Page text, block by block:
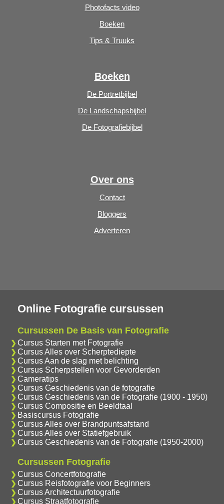
Photofacts video
Boeken
Tips & Truuks
Boeken
De Portretbijbel
De Landschapsbijbel
De Fotografiebijbel
Over ons
Contact
Bloggers
Adverteren
Online Fotografie cursussen
Cursussen De Basis van Fotografie
Cursus Starten met Fotografie
Cursus Alles over Scherptediepte
Cursus Aan de slag met belichting
Cursus Scherpstellen voor Gevorderden
Cameratips
Cursus Geschiedenis van de fotografie
Cursus Geschiedenis van de Fotografie (1900 - 1950)
Cursus Compositie en Beeldtaal
Basiscursus Fotografie
Cursus Alles over Brandpuntsafstand
Cursus Alles over Statiefgebruik
Cursus Geschiedenis van de Fotografie (1950-2000)
Cursussen Fotografie
Cursus Concertfotografie
Cursus Reisfotografie voor Beginners
Cursus Architectuurfotografie
Cursus Straatfotografie